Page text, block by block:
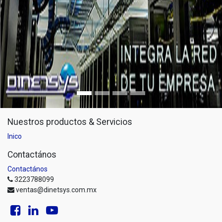
Nuestros productos & Servicios
Inico
Contactános
Contactános
3223788099
ventas@dinetsys.com.mx